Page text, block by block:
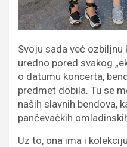
Svoju sada već
uredno pored svakog
o datumu koncerta,
predmet dobila. Tu se
naših slavnih bendova,
pančevačkih
Uz to, ona ima i